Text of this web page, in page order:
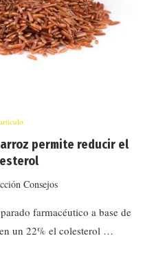
artículo
permite reducir el
Consejos
farmacéutico a base de
un 22% el colesterol …